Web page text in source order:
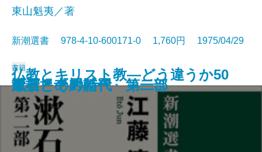
仏教とキリスト教―どう違うか50
のQ＆A―
謎とき『罪と罰』
唐招提寺への道
東山魁夷／著
新潮選書 978-4-10-600171-0 1,760円 1975/04/29
書籍
漱石とその時代 第二部
漱石とその時代 第一部
風景との対話